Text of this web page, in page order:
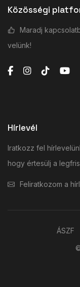
Közösségi
Maradj
velünk!
Hírlevél
Iratkozz fel
hogy értesülj a
Feliratkozom a
ÁSZF